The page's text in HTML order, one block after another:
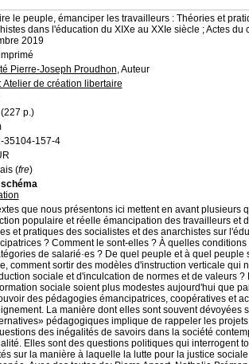
le peuple, émanciper les travailleurs : Théories et
dans l'éducation du XIXe au XXIe siècle ; Actes du
2019
Pierre-Joseph Proudhon, Auteur
Atelier de création libertaire
p.)
35104-157-4
(fre)
que nous présentons ici mettent en avant plusieurs
populaire et réelle émancipation des travailleurs et
et pratiques des socialistes et des anarchistes sur
? Comment le sont-elles ? À quelles
de salarié·es ? De quel peuple et à quel peuple
comment sortir des modèles d'instruction verticale qui
sociale et d'inculcation de normes et de ­valeurs ?
sociale soient plus modestes aujour­d'hui que
des pédagogies émancipatrices, coopératives et
La manière dont elles sont souvent dévoyées
pédagogiques implique de rappeler les
des inégalités de savoirs dans la société
Elles sont des questions politiques qui interrogent
sur la manière à laquelle la lutte pour la justice